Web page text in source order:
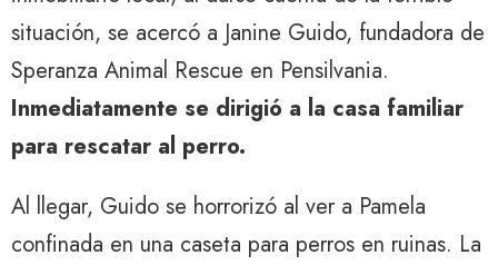
situación, se acercó a Janine Guido, fundadora de
Speranza Animal Rescue en Pensilvania.
Inmediatamente se dirigió a la casa familiar
para rescatar al perro.
Al llegar, Guido se horrorizó al ver a Pamela
confinada en una caseta para perros en ruinas. La